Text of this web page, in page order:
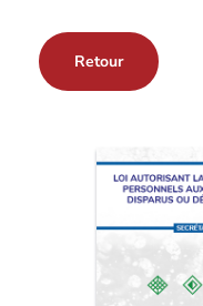
Retour